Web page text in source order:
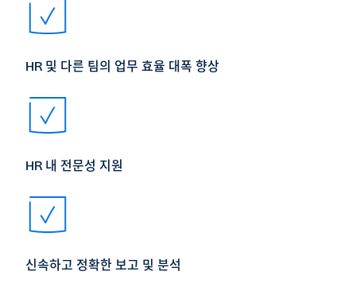
HR 및 다른 팀의 업무 효율 대폭 향상
HR 내 전문성 지원
신속하고 정확한 보고 및 분석